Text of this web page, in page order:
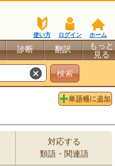
ホーム
ログイン
使い方
診断 翻訳
もっと
見る
対応する
類語・関連語